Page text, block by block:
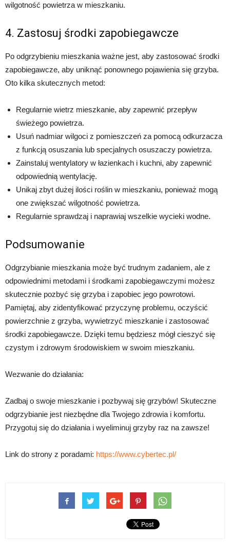
wilgotność powietrza w mieszkaniu.
4. Zastosuj środki zapobiegawcze
Po odgrzybieniu mieszkania ważne jest, aby zastosować środki
zapobiegawcze, aby uniknąć ponownego pojawienia się grzyba.
Oto kilka skutecznych metod:
Regularnie wietrz mieszkanie, aby zapewnić przepływ
świeżego powietrza.
Usuń nadmiar wilgoci z pomieszczeń za pomocą odkurzacza
z funkcją osuszania lub specjalnych osuszaczy powietrza.
Zainstaluj wentylatory w łazienkach i kuchni, aby zapewnić
odpowiednią wentylację.
Unikaj zbyt dużej ilości roślin w mieszkaniu, ponieważ mogą
one zwiększać wilgotność powietrza.
Regularnie sprawdzaj i naprawiaj wszelkie wycieki wodne.
Podsumowanie
Odgrzybianie mieszkania może być trudnym zadaniem, ale z
odpowiednimi metodami i środkami zapobiegawczymi możesz
skutecznie pozbyć się grzyba i zapobiec jego powrotowi.
Pamiętaj, aby zidentyfikować przyczynę problemu, oczyścić
powierzchnie z grzyba, wywietrzyć mieszkanie i zastosować
środki zapobiegawcze. Dzięki temu będziesz mógł cieszyć się
czystym i zdrowym środowiskiem w swoim mieszkaniu.
Wezwanie do działania:
Zadbaj o swoje mieszkanie i pozbywaj się grzybów! Skuteczne
odgrzybianie jest niezbędne dla Twojego zdrowia i komfortu.
Przygotuj się do działania i wyeliminuj grzyby raz na zawsze!
Link do strony z poradami: https://www.cybertec.pl/